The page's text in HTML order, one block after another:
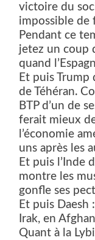
victoire du
impossible de
Pendant ce
jetez un coup
quand
Et puis
de Téhéran.
BTP d’un de
ferait mieux
l’économie
uns après les
Et puis l’Inde
montre les
gonfle ses
Et puis
Irak, en
Quant à la